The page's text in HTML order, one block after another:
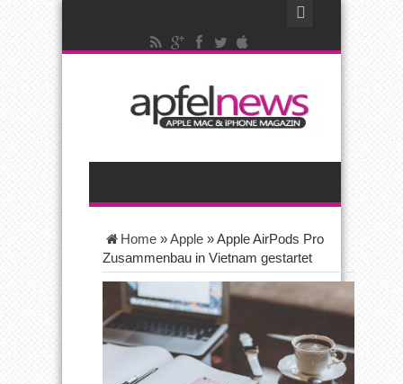
Home »Apple »Apple AirPods Pro
Zusammenbau in Vietnam gestartet